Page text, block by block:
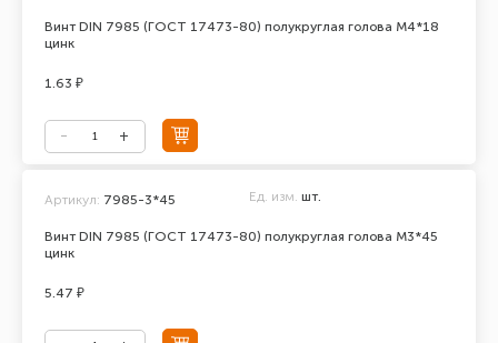
Винт DIN 7985 (ГОСТ 17473-80) полукруглая голова М4*18
цинк
1.63 ₽
Винт DIN 7985 (ГОСТ 17473-80) полукруглая голова М3*45
цинк
Артикул: 7985-3*45 Ед. изм. шт.
5.47 ₽